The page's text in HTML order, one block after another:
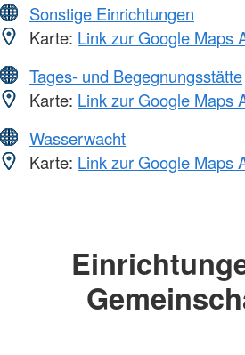
Sonstige Einrichtungen
Karte: Link zur Google Maps
Tages- und Begegnungsstätte
Karte: Link zur Google Maps
Wasserwacht
Karte: Link zur Google Maps